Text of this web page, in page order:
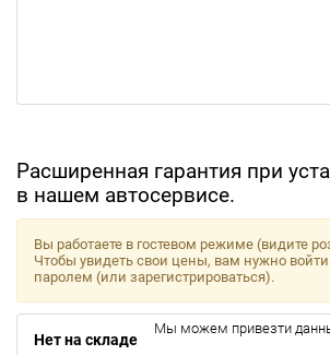
Расширенная гарантия при
в нашем автосервисе.
Вы работаете в гостевом режиме (видите
Чтобы увидеть свои цены, вам нужно
паролем (или зарегистрироваться).
Нет на складе
Мы можем привезти